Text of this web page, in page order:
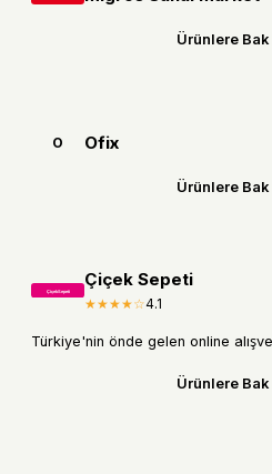
Ürünlere Bak
O Ofix
Ürünlere Bak
Çiçek Sepeti
★★★★☆4.1
Türkiye'nin önde gelen online
Ürünlere Bak